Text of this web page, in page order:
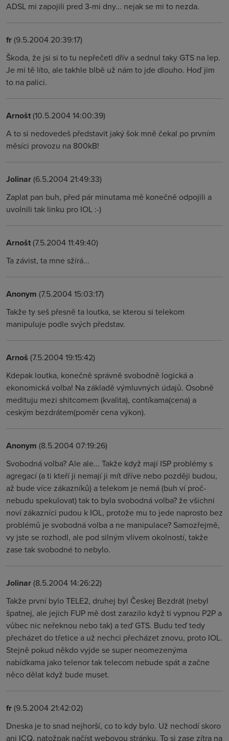
ADSL mi zapojili pred 3-mi dny... nejak se mi to nezda.
fr(9.5.2004 20:39:17)
Škoda, že jsi si to tu nepřečetl dřív a sednul taky GTS na lep.
Je mi tě líto, ale takhle blbě už nám to jde dlouho. Hoď jim
to na palici.
Arnošt(10.5.2004 14:00:39)
A to si nedovedeš představit jaký šok mně čekal po prvním
měsíci provozu na 800kB!
Jolinar(6.5.2004 21:49:33)
Zaplat pan buh, před pár minutama mě konečně odpojili a
uvolnili tak linku pro IOL :-)
Arnošt(7.5.2004 11:49:40)
Ta závist, ta mne sžírá...
Anonym (7.5.2004 15:03:17)
Takže ty seš přesně ta loutka, se kterou si telekom
manipuluje podle svých představ.
Arnoš (7.5.2004 19:15:42)
Kdepak loutka, konečně správně svobodně logická a
ekonomická volba! Na základě výmluvných údajů. Osobně
medituju mezi shitcomem (kvalita), contíkama(cena) a
ceským bezdrátem(poměr cena výkon).
Anonym (8.5.2004 07:19:26)
Svobodná volba? Ale ale... Takže když mají ISP problémy s
agregací (a ti kteří ji nemají ji mít dříve nebo později budou,
až bude více zákazníků) a telekom je nemá (buh ví proč-
nebudu spekulovat) tak to byla svobodná volba? že všichni
noví zákazníci pudou k IOL, protože mu to jede naprosto bez
problémů je svobodná volba a ne manipulace? Samozřejmě,
vy jste se rozhodl, ale pod silným vlivem okolností, takže
zase tak svobodné to nebylo.
Jolinar(8.5.2004 14:26:22)
Takže první bylo TELE2, druhej byl Českej Bezdrát (nebyl
špatnej, ale jejich FUP mě dost zarazilo když ti vypnou P2P a
vůbec nic neřeknou nebo tak) a teď GTS. Budu teď tedy
přecházet do třetice a už nechci přecházet znovu, proto IOL.
Stejně pokud někdo vyjde se super neomezenýma
nabídkama jako telenor tak telecom nebude spát a začne
něco dělat když bude muset.
fr(9.5.2004 21:42:02)
Dneska je to snad nejhorší, co to kdy bylo. Už nechodí skoro
ani ICQ, natožpak načíst webovou stránku. To si zase zítra na